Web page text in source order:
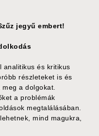
jegyű embert!
analitikus és kritikus
részleteket is és
a dolgokat.
a problémák
megtalálásában.
mind magukra,